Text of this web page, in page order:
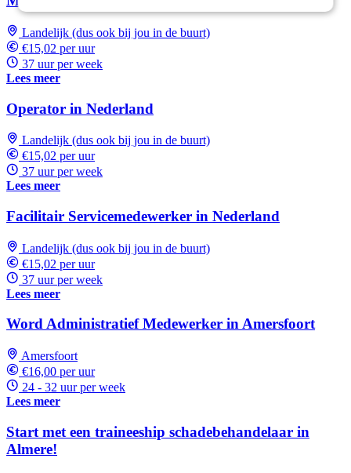
Landelijk (dus ook bij jou in de buurt)
€15,02 per uur
37 uur per week
Lees meer
Operator in Nederland
Landelijk (dus ook bij jou in de buurt)
€15,02 per uur
37 uur per week
Lees meer
Facilitair Servicemedewerker in Nederland
Landelijk (dus ook bij jou in de buurt)
€15,02 per uur
37 uur per week
Lees meer
Word Administratief Medewerker in Amersfoort
Amersfoort
€16,00 per uur
24 - 32 uur per week
Lees meer
Start met een traineeship schadebehandelaar in
Almere!